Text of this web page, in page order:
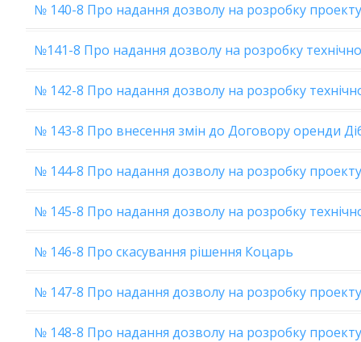
№ 140-8 Про надання дозволу на розробку
№141-8 Про надання дозволу на розробку
№ 142-8 Про надання дозволу на розробку
№ 143-8 Про внесення змін до Договору оренди
№ 144-8 Про надання дозволу на розробку
№ 145-8 Про надання дозволу на розробку
№ 146-8 Про скасування рішення Коцарь
№ 147-8 Про надання дозволу на розробку
№ 148-8 Про надання дозволу на розробку